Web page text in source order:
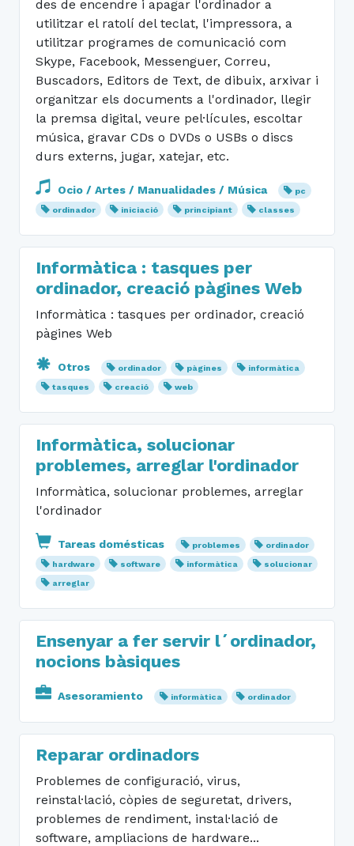
des de encendre i apagar l'ordinador a
utilitzar el ratolí del teclat, l'impressora, a
utilitzar programes de comunicació com
Skype, Facebook, Messenguer, Correu,
Buscadors, Editors de Text, de dibuix, arxivar i
organitzar els documents a l'ordinador, llegir
la premsa digital, veure pel·lícules, escoltar
música, gravar CDs o DVDs o USBs o discs
durs externs, jugar, xatejar, etc.
Ocio / Artes / Manualidades / Música
pc
ordinador
iniciació principiant classes
Informàtica : tasques per
ordinador, creació pàgines Web
Informàtica : tasques per ordinador, creació
pàgines Web
Otros ordinador pàgines
informàtica
tasques
creació web
Informàtica, solucionar
problemes, arreglar l'ordinador
Informàtica, solucionar problemes, arreglar
l'ordinador
Tareas domésticas problemes
ordinador
hardware
software informàtica
solucionar
arreglar
Ensenyar a fer servir l´ordinador,
nocions bàsiques
Asesoramiento informàtica ordinador
Reparar ordinadors
Problemes de configuració, virus,
reinstal·lació, còpies de seguretat, drivers,
problemes de rendiment, instal·lació de
software, ampliacions de hardware...